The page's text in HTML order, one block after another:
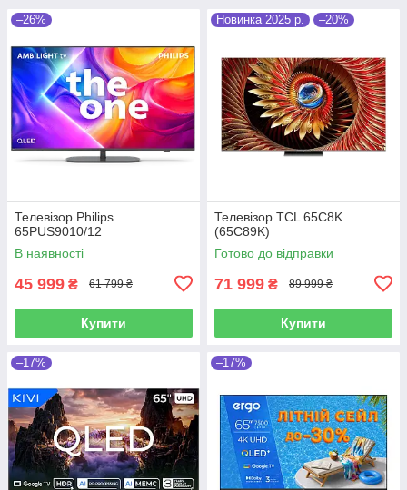
–26%
Телевізор Philips
65PUS9010/12
В наявності
45 999 ₴ 61 799 ₴
Купити
Новинка 2025 р. –20%
Телевізор TCL 65C8K
(65C89K)
Готово до відправки
71 999 ₴ 89 999 ₴
Купити
–17% –17%